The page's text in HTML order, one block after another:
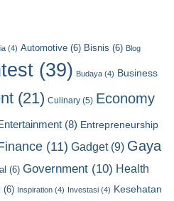
(4) Automotive (6) Bisnis (6) Blog
(39) Budaya (4) Business
(21) Culinary (5) Economy
(8) Entrepreneurship
(11) Gadget(9) Gaya
(6) Government (10) Health
(6) Inspiration (4) Investasi (4) Kesehatan